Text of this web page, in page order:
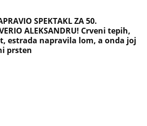
SPEKTAKL ZA 50.
ALEKSANDRU! Crveni tepih,
estrada napravila lom, a onda joj
prsten